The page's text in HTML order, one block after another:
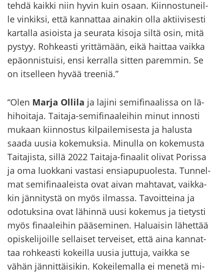
tehdä kaik­ki niin hyvin kuin osaan. Kiin­nos­tu­neil­
le vin­kik­si, että kan­nat­taa ai­na­kin olla ak­tii­vi­ses­ti
kar­tal­la asiois­ta ja seu­ra­ta ki­so­ja siltä osin, mitä
pys­tyy. Roh­keas­ti yrit­tä­mään, eikä hait­taa vaik­ka
epä­on­nis­tui­si, ensi ker­ral­la sit­ten pa­rem­min. Se
on it­sel­leen hyvää tree­niä.”
“Olen Marja Ol­li­la ja la­ji­ni se­mi­fi­naa­lis­sa on lä­
hi­hoi­ta­ja. Taitaja-​semifinaaleihin minut in­nos­ti
mu­kaan kiin­nos­tus kil­pai­le­mi­ses­ta ja ha­lus­ta
saada uusia ko­ke­muk­sia. Mi­nul­la on ko­ke­mus­ta
Tai­ta­jis­ta, sillä 2022 Taitaja-​finaalit oli­vat Po­ris­sa
ja oma luok­ka­ni vas­ta­si en­sia­pu­puo­les­ta. Tun­nel­
mat se­mi­fi­naa­leis­ta ovat aivan mah­ta­vat, vaik­ka­
kin jän­ni­tys­tä on myös il­mas­sa. Ta­voit­tei­na ja
odo­tuk­si­na ovat lä­hin­nä uusi ko­ke­mus ja tie­tys­ti
myös fi­naa­lei­hin pää­se­mi­nen. Ha­luai­sin lä­het­tää
opis­ke­li­joil­le sel­lai­set ter­vei­set, että aina kan­nat­
taa roh­keas­ti ko­keil­la uusia jut­tu­ja, vaik­ka se
vähän jän­nit­täi­si­kin. Ko­kei­le­mal­la ei me­ne­tä mi­